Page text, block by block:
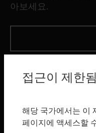
아보세요.
toggle view
서비스
접근이 제한됨
해당 국가에서는 이
페이지에 액세스할